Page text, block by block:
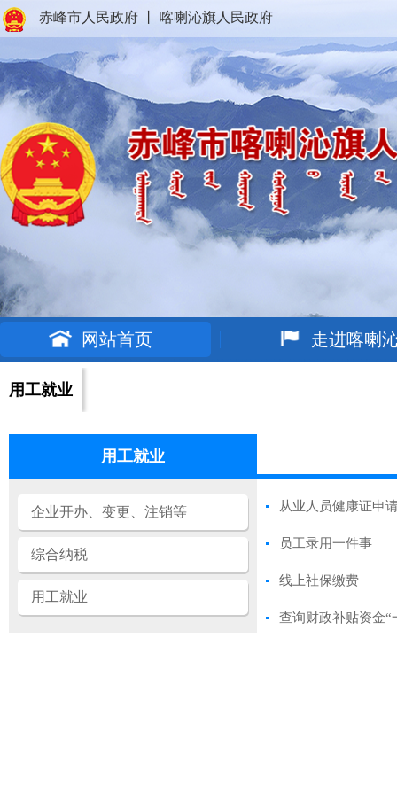
赤峰市人民政府 喀喇沁旗人民政府
网站首页 走进喀喇
用工就业
用工就业
企业开办、变更、注销等
综合纳税
用工就业
从业人员健康证申
员工录用一件事
线上社保缴费
查询财政补贴资金“